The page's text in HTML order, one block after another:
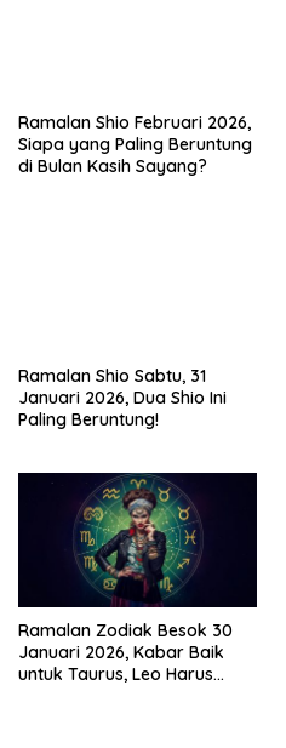
Ramalan Shio Februari 2026,
Siapa yang Paling Beruntung
di Bulan Kasih Sayang?
Ramalan Shio Sabtu, 31
Januari 2026, Dua Shio Ini
Paling Beruntung!
Ramalan Zodiak Besok 30
Januari 2026, Kabar Baik
untuk Taurus, Leo Harus